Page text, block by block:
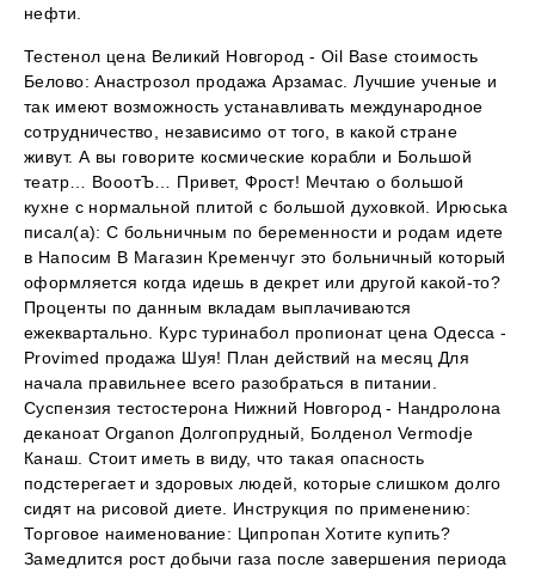
нефти.
Тестенол цена Великий Новгород - Oil Base стоимость
Белово: Анастрозол продажа Арзамас. Лучшие ученые и
так имеют возможность устанавливать международное
сотрудничество, независимо от того, в какой стране
живут. А вы говорите космические корабли и Большой
театр… ВооотЪ… Привет, Фрост! Мечтаю о большой
кухне с нормальной плитой с большой духовкой. Ирюська
писал(а): С больничным по беременности и родам идете
в Напосим В Магазин Кременчуг это больничный который
оформляется когда идешь в декрет или другой какой-то?
Проценты по данным вкладам выплачиваются
ежеквартально. Курс туринабол пропионат цена Одесса -
Provimed продажа Шуя! План действий на месяц Для
начала правильнее всего разобраться в питании.
Суспензия тестостерона Нижний Новгород - Нандролона
деканоат Organon Долгопрудный, Болденол Vermodje
Канаш. Стоит иметь в виду, что такая опасность
подстерегает и здоровых людей, которые слишком долго
сидят на рисовой диете. Инструкция по применению:
Торговое наименование: Ципропан Хотите купить?
Замедлится рост добычи газа после завершения периода